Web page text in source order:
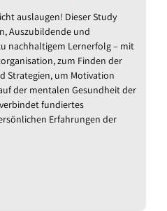
auslaugen! Dieser Study
Auszubildende und
nachhaltigem Lernerfolg – mit
zum Finden der
Strategien, um Motivation
der mentalen Gesundheit der
fundiertes
Erfahrungen der